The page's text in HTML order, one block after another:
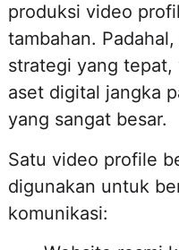
produksi video
tambahan.
strategi yang
aset digital jangka
yang sangat besar.
Satu video profile
digunakan untuk
komunikasi: